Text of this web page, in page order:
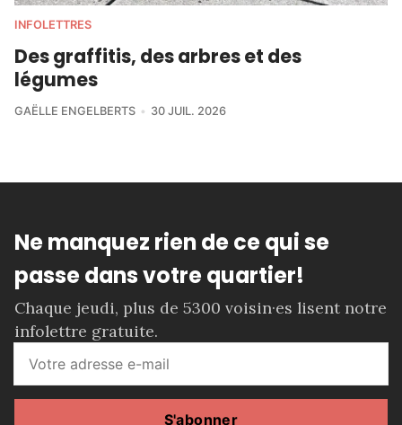
INFOLETTRES
Des graffitis, des arbres et des
légumes
GAËLLE ENGELBERTS 30 JUIL. 2026
Ne manquez rien de ce qui se
passe dans votre quartier!
Chaque jeudi, plus de 5300 voisin·es lisent notre
infolettre gratuite.
S'abonner